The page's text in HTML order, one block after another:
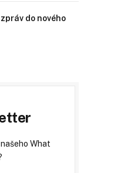
do nového
What